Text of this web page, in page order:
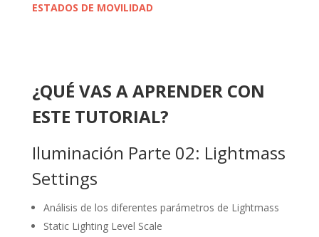
ESTADOS DE MOVILIDAD
¿QUÉ VAS A APRENDER CON
ESTE TUTORIAL?
Iluminación Parte 02: Lightmass
Settings
Análisis de los diferentes parámetros de Lightmass
Static Lighting Level Scale